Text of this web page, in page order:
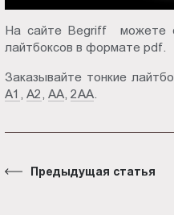
На сайте Begriff можете
лайтбоксов в формате pdf.
Заказывайте тонкие
А1
,А2 ,АА ,2АА
Предыдущая статья